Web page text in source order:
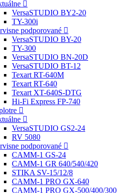
VersaSTUDIO BY2-20
TY-300i
podporované
VersaSTUDIO BY-20
TY-300
VersaSTUDIO BN-20D
VersaSTUDIO BT-12
Texart RT-640M
Texart RT-640
Texart XT-640S-DTG
Hi-Fi Express FP-740
VersaSTUDIO GS2-24
RV 5080
podporované
CAMM-1 GS-24
CAMM-1 GR 640/540/420
STIKA SV-15/12/8
CAMM-1 PRO GX-640
CAMM-1 PRO GX-500/400/300